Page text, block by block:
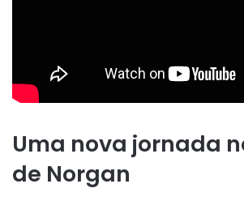
Uma nova jornada
de Norgan